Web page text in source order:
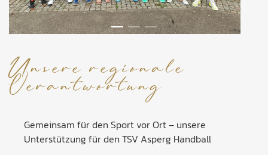
Unsere regionale
Verantwortung
Gemeinsam für den Sport vor Ort – unsere
Unterstützung für den TSV Asperg Handball